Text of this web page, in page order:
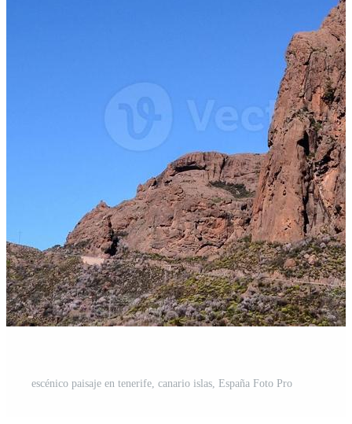
escénico paisaje en tenerife, canario islas, España Foto Pro